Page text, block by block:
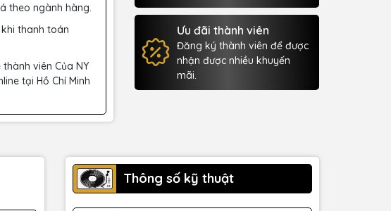
theo ngành hàng.
thanh toán
viên Của NY
tại Hồ Chí Minh
Ưu đãi thành viên
Đăng ký thành viên để được
nhận được nhiều khuyến
mãi.
Thông số kỹ thuật